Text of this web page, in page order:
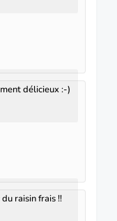
délicieux :-)
raisin frais !!